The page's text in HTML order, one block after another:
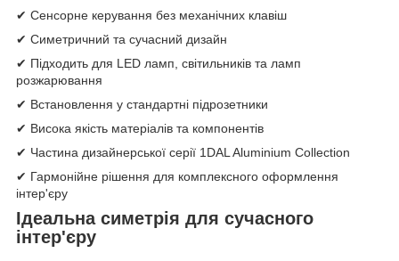
✔ Сенсорне керування без механічних клавіш
✔ Симетричний та сучасний дизайн
✔ Підходить для LED ламп, світильників та ламп
розжарювання
✔ Встановлення у стандартні підрозетники
✔ Висока якість матеріалів та компонентів
✔ Частина дизайнерської серії 1DAL Aluminium Collection
✔ Гармонійне рішення для комплексного оформлення
інтер'єру
Ідеальна симетрія для сучасного
інтер'єру